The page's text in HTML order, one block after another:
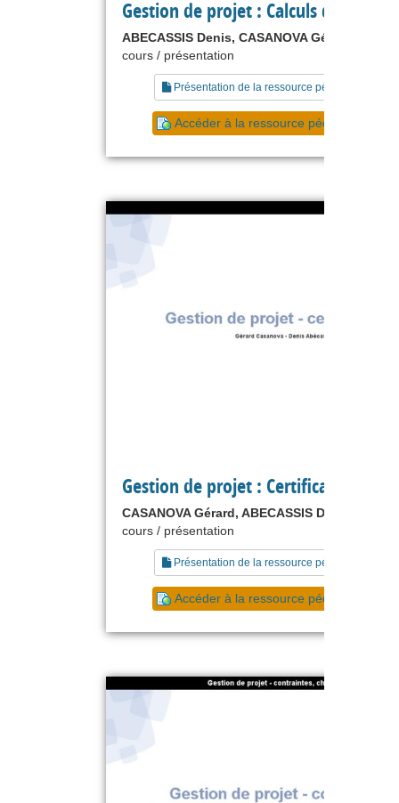
Gestion de projet : Calculs des coûts
ABECASSIS Denis, CASANOVA Gérard
cours / présentation
Présentation de la ressource pédagogique
Accéder à la ressource pédagogique
Gestion de projet : Certifications
CASANOVA Gérard, ABECASSIS Denis
cours / présentation
Présentation de la ressource pédagogique
Accéder à la ressource pédagogique